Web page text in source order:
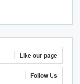
Like our page
Follow Us